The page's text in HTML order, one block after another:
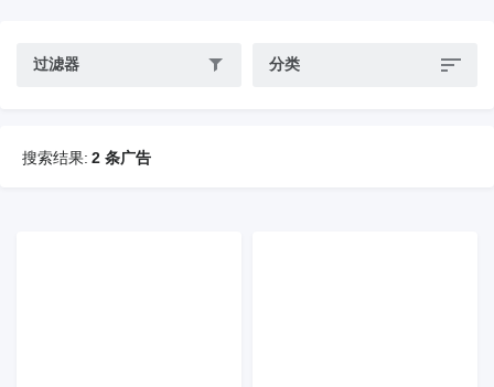
过滤器 分类
搜索结果: 2 条广告